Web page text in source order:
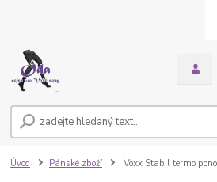
Úvod Pánské zboží Voxx Stabil termo